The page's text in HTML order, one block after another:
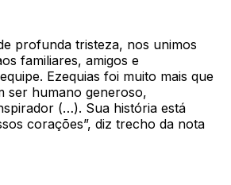
profunda tristeza, nos unimos
familiares, amigos e
Ezequias foi muito mais que
ser humano generoso,
(…). Sua história está
corações”, diz trecho da nota